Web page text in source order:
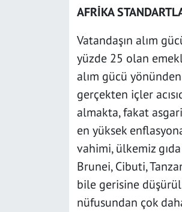
AFRİKA
Vatandaşın alım
yüzde 25 olan
alım gücü
gerçekten içler
almakta, fakat asgari
en yüksek
vahimi, ülkemiz
Brunei, Cibuti,
bile gerisine
nüfusundan çok